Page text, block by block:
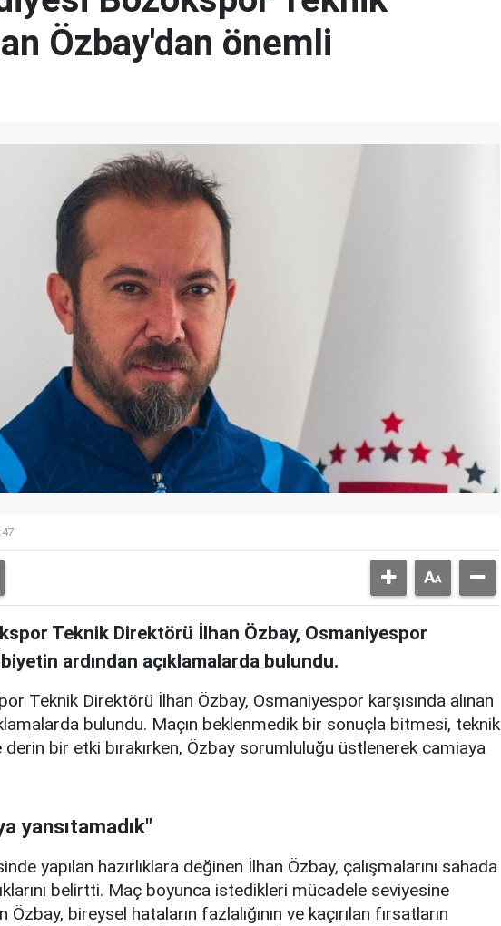
Özbay'dan önemli
Teknik Direktörü İlhan Özbay, Osmaniyespor
ardından açıklamalarda bulundu.
Teknik Direktörü İlhan Özbay, Osmaniyespor karşısında alınan
bulundu. Maçın beklenmedik bir sonuçla bitmesi, teknik
bir etki bırakırken, Özbay sorumluluğu üstlenerek camiaya
yansıtamadık"
yapılan hazırlıklara değinen İlhan Özbay, çalışmalarını sahada
belirtti. Maç boyunca istedikleri mücadele seviyesine
Özbay, bireysel hataların fazlalığının ve kaçırılan fırsatların